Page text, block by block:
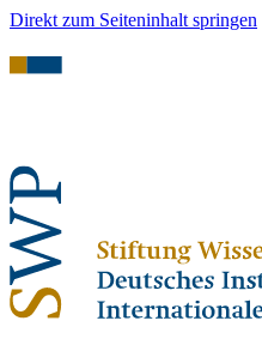
Direkt zum Seiteninhalt springen